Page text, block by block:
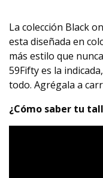
La colección Black
esta diseñada en
más estilo que
59Fifty es la
todo. Agrégala a
¿Cómo saber tu